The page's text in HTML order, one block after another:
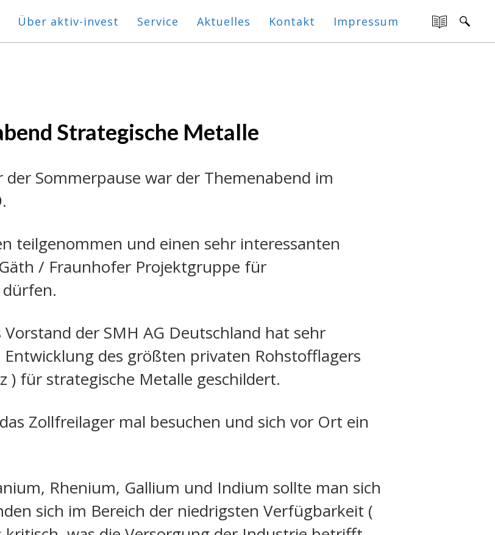
Über aktiv-invest Service Aktuelles Kontakt Impressum
Strategische Metalle
der Sommerpause war der Themenabend im
teilgenommen und einen sehr interessanten
/ Fraunhofer Projektgruppe für
der SMH AG Deutschland hat sehr
des größten privaten Rohstofflagers
) für strategische Metalle geschildert.
Zollfreilager mal besuchen und sich vor Ort ein
Rhenium, Gallium und Indium sollte man sich
sich im Bereich der niedrigsten Verfügbarkeit (